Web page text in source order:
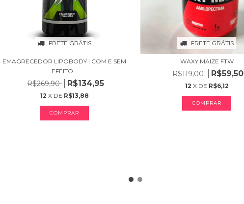
FRETE GRÁTIS
EMAGRECEDOR LIPOBODY | COM E SEM
EFEITO...
R$269,90 R$134,95
12 X DE R$13,88
COMPRAR
FRETE GRÁTIS
WAXY MAIZE FTW
R$119,00 R$59,50
12 X DE R$6,12